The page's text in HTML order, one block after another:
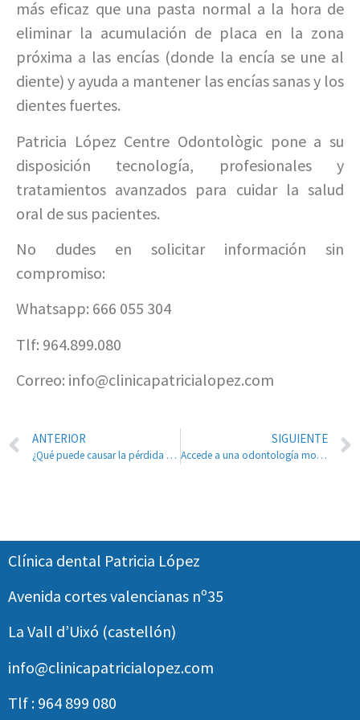
más eficaz que una pasta normal a la hora de
eliminar la acumulación de placa en la zona
próxima a las encías (donde la encía se une al
diente) y ayuda a mantener las encías sanas y los
dientes fuertes.
Patricia López Centre Odontològic pone a su
disposición tecnología, profesionales y
tratamientos avanzados para cuidar la salud
oral de sus pacientes.
No dudes en solicitar información sin
compromiso:
Whatsapp: 666 055 304
Tlf: 964.899.080
Correo: info@clinicapatricialopez.com
ANTERIOR
¿Qué puede causar la pérdida de piezas dentales?
SIGUIENTE
Accede a una odontología moderna y de calidad con nuestra IGUALA MÉDICO-DENTAL
Clínica dental Patricia López
Avenida cortes valencianas nº35
La Vall d’Uixó (castellón)
info@clinicapatricialopez.com
Tlf : 964 899 080